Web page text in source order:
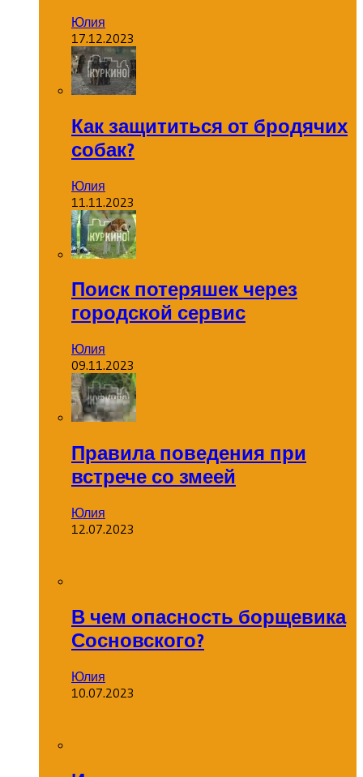
Юлия
17.12.2023
Как защититься от бродячих
собак?
Юлия
11.11.2023
Поиск потеряшек через
городской сервис
Юлия
09.11.2023
Правила поведения при
встрече со змеей
Юлия
12.07.2023
В чем опасность борщевика
Сосновского?
Юлия
10.07.2023